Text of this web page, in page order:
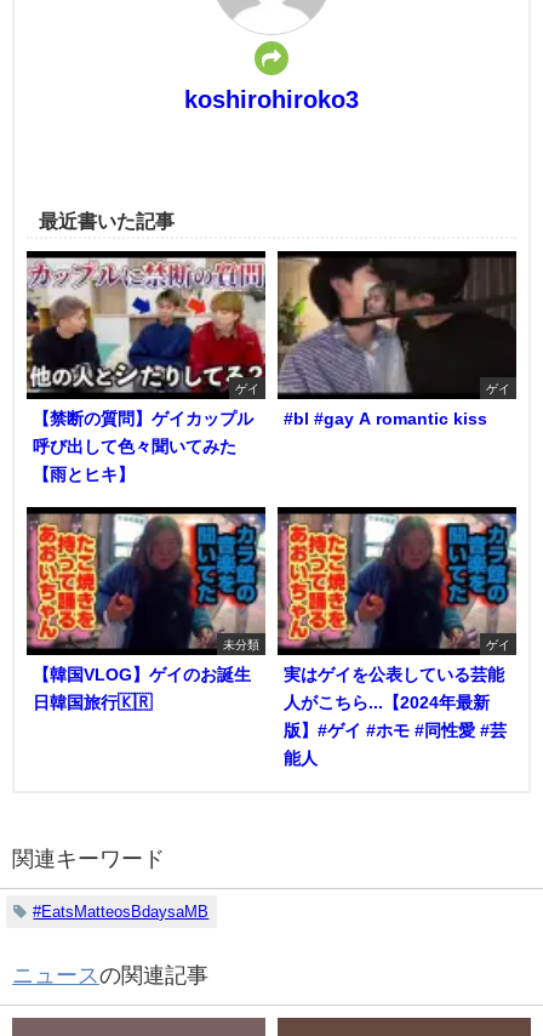
koshirohiroko3
最近書いた記事
ゲイ
【禁断の質問】ゲイカップル
呼び出して色々聞いてみた
【雨とヒキ】
ゲイ
#bl #gay A romantic kiss
未分類
【韓国VLOG】ゲイのお誕生
日韓国旅行🇰🇷
ゲイ
実はゲイを公表している芸能
人がこちら...【2024年最新
版】#ゲイ #ホモ #同性愛 #芸
能人
関連キーワード
#EatsMatteosBdaysaMB
ニュースの関連記事